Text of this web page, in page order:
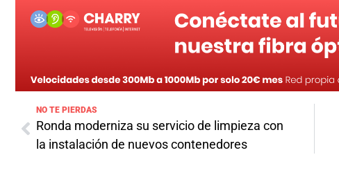
NO TE PIERDAS
Ronda moderniza su servicio de limpieza con
la instalación de nuevos contenedores